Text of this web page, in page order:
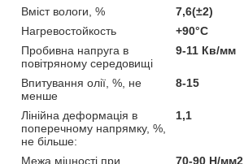
Вміст вологи, %
7,6(±2)
Нагревостойкость
+90°С
Пробивна напруга в
повітряному середовищі
9-11 Кв/мм
Впитування олії, %, не
менше
8-15
Лінійна деформація в
поперечному напрямку, %,
не більше:
1,1
Межа міцності при
70-90 Н/мм2